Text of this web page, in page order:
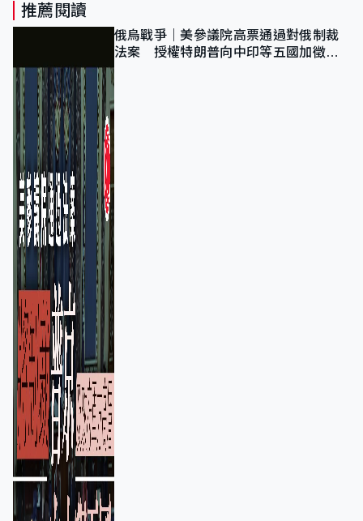
推薦閱讀
俄烏戰爭｜美參議院高票通過對俄制裁
法案 授權特朗普向中印等五國加徵
100%關稅